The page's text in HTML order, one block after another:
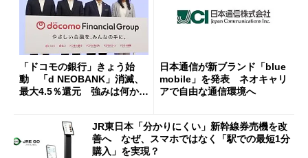
「ドコモの銀行」きょう始
動 「d NEOBANK」消滅、
最大4.5％還元 強みは何か解
日本通信が新ブランド「blue
mobile」を発表 ネオキャリ
アで自由な通信環境へ
JR東日本「分かりにくい」新幹線券売機を改
善へ なぜ、スマホではなく「駅での最短1分
購入」を実現？